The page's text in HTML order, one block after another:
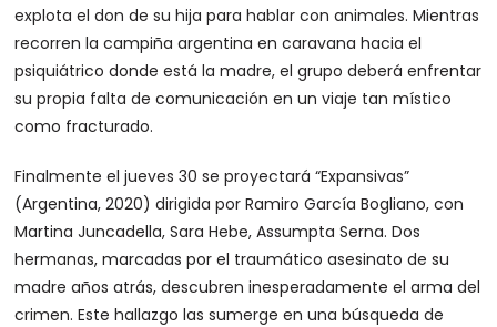
explota el don de su hija para hablar con animales. Mientras
recorren la campiña argentina en caravana hacia el
psiquiátrico donde está la madre, el grupo deberá enfrentar
su propia falta de comunicación en un viaje tan místico
como fracturado.
Finalmente el jueves 30 se proyectará “Expansivas”
(Argentina, 2020) dirigida por Ramiro García Bogliano, con
Martina Juncadella, Sara Hebe, Assumpta Serna. Dos
hermanas, marcadas por el traumático asesinato de su
madre años atrás, descubren inesperadamente el arma del
crimen. Este hallazgo las sumerge en una búsqueda de